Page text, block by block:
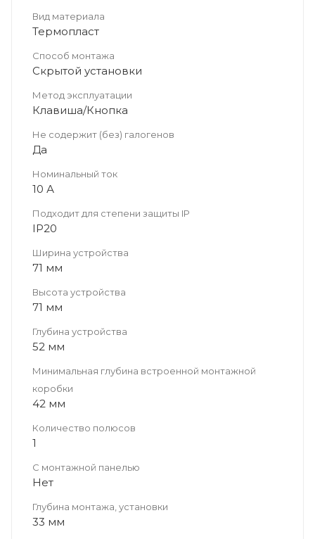
Вид материала
Термопласт
Способ монтажа
Скрытой установки
Метод эксплуатации
Клавиша/Кнопка
Не содержит (без) галогенов
Да
Номинальный ток
10 А
Подходит для степени защиты IP
IP20
Ширина устройства
71 мм
Высота устройства
71 мм
Глубина устройства
52 мм
Минимальная глубина встроенной монтажной
коробки
42 мм
Количество полюсов
1
С монтажной панелью
Нет
Глубина монтажа, установки
33 мм